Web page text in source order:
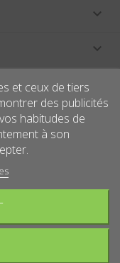


guerin.fr
et ceux de tiers
des publicités
habitudes de
à son